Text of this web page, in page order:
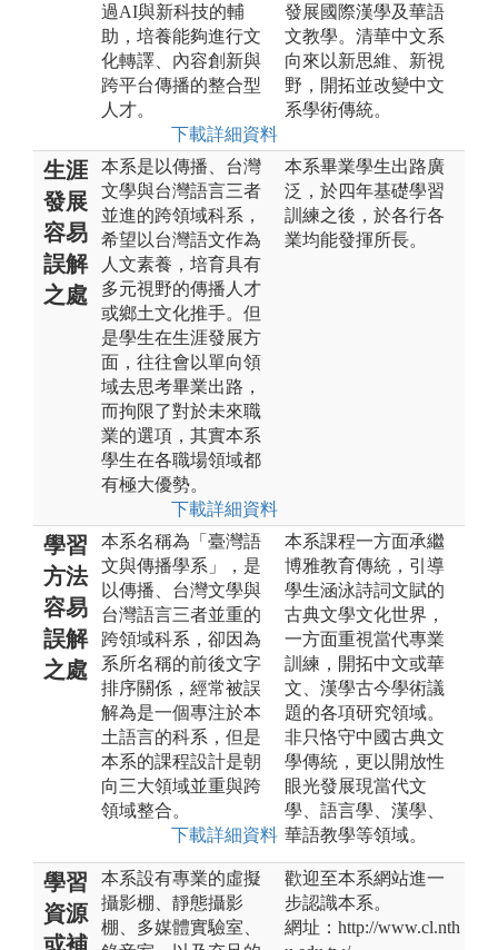
過AI與新科技的輔
助，培養能夠進行文
化轉譯、內容創新與
跨平台傳播的整合型
人才。
下載詳細資料
發展國際漢學及華語
文教學。清華中文系
向來以新思維、新視
野，開拓並改變中文
系學術傳統。
生涯
發展
容易
誤解
之處
本系是以傳播、台灣
文學與台灣語言三者
並進的跨領域科系，
希望以台灣語文作為
人文素養，培育具有
多元視野的傳播人才
或鄉土文化推手。但
是學生在生涯發展方
面，往往會以單向領
域去思考畢業出路，
而拘限了對於未來職
業的選項，其實本系
學生在各職場領域都
有極大優勢。
下載詳細資料
本系畢業學生出路廣
泛，於四年基礎學習
訓練之後，於各行各
業均能發揮所長。
學習
方法
容易
誤解
之處
本系名稱為「臺灣語
文與傳播學系」，是
以傳播、台灣文學與
台灣語言三者並重的
跨領域科系，卻因為
系所名稱的前後文字
排序關係，經常被誤
解為是一個專注於本
土語言的科系，但是
本系的課程設計是朝
向三大領域並重與跨
領域整合。
下載詳細資料
本系課程一方面承繼
博雅教育傳統，引導
學生涵泳詩詞文賦的
古典文學文化世界，
一方面重視當代專業
訓練，開拓中文或華
文、漢學古今學術議
題的各項研究領域。
非只恪守中國古典文
學傳統，更以開放性
眼光發展現當代文
學、語言學、漢學、
華語教學等領域。
學習
資源
或補
本系設有專業的虛擬
攝影棚、靜態攝影
棚、多媒體實驗室、
歡迎至本系網站進一
步認識本系。
網址：http://www.cl.nth